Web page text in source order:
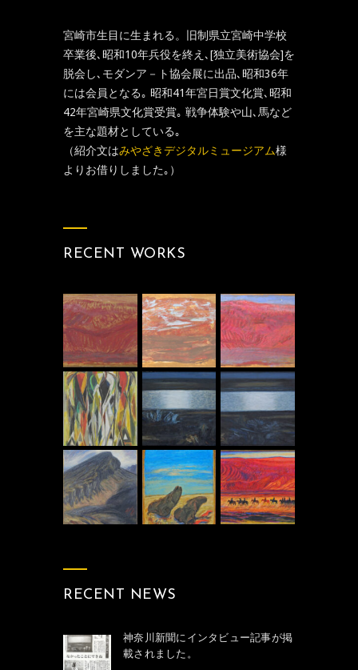
宮崎市生目に生まれる。旧制県立宮崎中学校
卒業後､昭和10年兵役を終え､[独立美術協会]を
脱会し､モダンア－ト協会展に出品､昭和36年
には会員となる｡ 昭和41年宮日賞文化賞､昭和
42年宮崎県文化賞受賞｡ 戦争体験や山､馬など
を主な題材としている｡
（紹介文はみやざきデジタルミュージアム様
よりお借りしました｡）
RECENT WORKS
RECENT NEWS
神奈川新聞にインタビュー記事が掲
載されました。